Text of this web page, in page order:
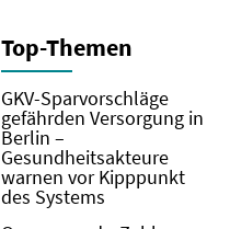
Top-Themen
GKV-Sparvorschläge
gefährden Versorgung in
Berlin –
Gesundheitsakteure
warnen vor Kipppunkt
des Systems